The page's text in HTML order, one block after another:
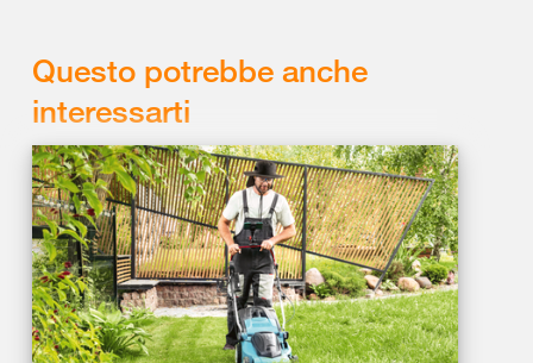
Questo potrebbe anche
interessarti